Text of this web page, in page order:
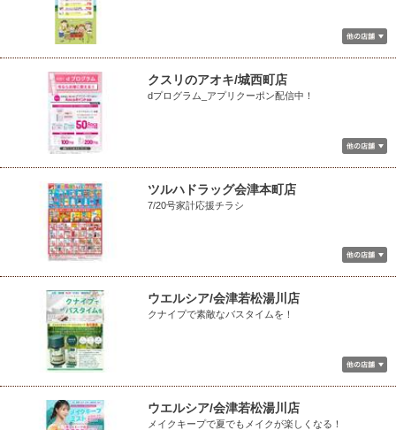
クスリのアオキ/城西町店
dプログラム_アプリクーポン配信中！
ツルハドラッグ会津本町店
7/20号家計応援チラシ
ウエルシア/会津若松湯川店
クナイプで素敵なバスタイムを！
ウエルシア/会津若松湯川店
メイクキープで夏でもメイクが楽しくなる！